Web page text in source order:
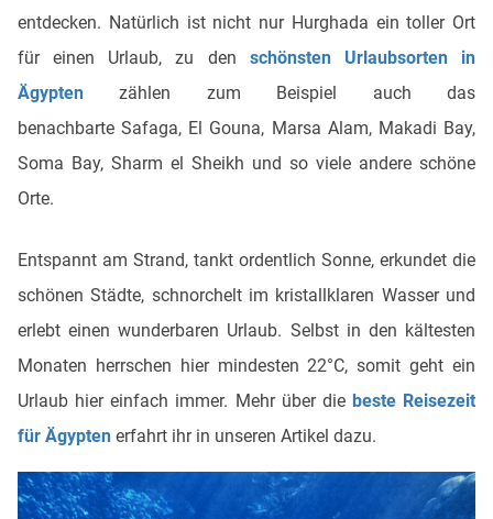
entdecken. Natürlich ist nicht nur Hurghada ein toller Ort
für einen Urlaub, zu den schönsten Urlaubsorten in
Ägypten zählen zum Beispiel auch das
benachbarte Safaga, El Gouna, Marsa Alam, Makadi Bay,
Soma Bay, Sharm el Sheikh und so viele andere schöne
Orte.
Entspannt am Strand, tankt ordentlich Sonne, erkundet die
schönen Städte, schnorchelt im kristallklaren Wasser und
erlebt einen wunderbaren Urlaub. Selbst in den kältesten
Monaten herrschen hier mindesten 22°C, somit geht ein
Urlaub hier einfach immer. Mehr über die beste Reisezeit
für Ägypten erfahrt ihr in unseren Artikel dazu.